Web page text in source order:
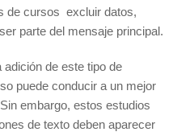
de cursos excluir datos,
parte del mensaje principal.
de este tipo de
puede conducir a un mejor
embargo, estos estudios
de texto deben aparecer